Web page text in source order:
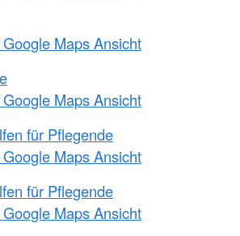
Maps Ansicht
Maps Ansicht
für Pflegende
Maps Ansicht
für Pflegende
Maps Ansicht